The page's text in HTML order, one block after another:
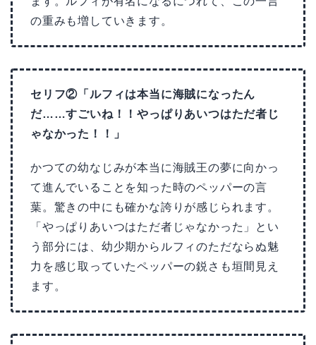
の重みも増していきます。
セリフ②「ルフィは本当に海賊になったん
だ……すごいね！！やっぱりあいつはただ者じ
ゃなかった！！」
かつての幼なじみが本当に海賊王の夢に向かっ
て進んでいることを知った時のペッパーの言
葉。驚きの中にも確かな誇りが感じられます。
「やっぱりあいつはただ者じゃなかった」とい
う部分には、幼少期からルフィのただならぬ魅
力を感じ取っていたペッパーの鋭さも垣間見え
ます。